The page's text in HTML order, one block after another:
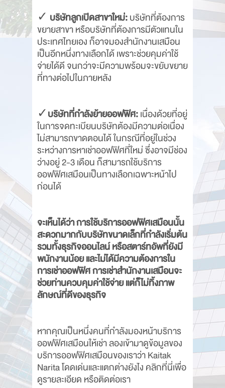
✓ บริษัทลูกเปิดสาขาใหม่:บริษัทที่ต้องการ
ขยายสาขา หรือบริษัทที่ต้องการมีตัวแทนใน
ประเทศไทยเอง ก็อาจมองสำนักงานเสมือน
เป็นอีกหนึ่งทางเลือกได้ เพราะช่วยคุมค่าใช้
จ่ายได้ดี จนกว่าจะมีความพร้อมจะขยับขยาย
ที่ทางต่อไปในภายหลัง
✓บริษัทที่กำลังย้ายออฟฟิศ:เนื่องด้วยที่อยู่
ในการจดทะเบียนบริษัทต้องมีความต่อเนื่อง
ไม่สามารถขาดตอนได้ ในกรณีที่อยู่ในช่วง
ระหว่างการหาเช่าออฟฟิศที่ใหม่ ซึ่งอาจมีช่อง
ว่างอยู่ 2-3 เดือน ก็สามารถใช้บริการ
ออฟฟิศเสมือนเป็นทางเลือกเฉพาะหน้าไป
ก่อนได้
จะเห็นได้ว่า การใช้บริการออฟฟิศเสมือนนั้น
สะดวกมากกับบริษัทขนาดเล็กที่กำลังเริ่มต้น
รวมทั้งธุรกิจออนไลน์ หรือสตาร์ทอัพที่ยังมี
พนักงานน้อย และไม่ได้มีความต้องการใน
การเช่าออฟฟิศ การเช่าสำนักงานเสมือนจะ
ช่วยท่านควบคุมค่าใช้จ่าย แต่ก็ไม่ทิ้งภาพ
ลักษณ์ที่ดีของธุรกิจ
หากคุณเป็นหนึ่งคนที่กำลังมองหน้าบริการ
ออฟฟิศเสมือนให้เช่า ลองเข้ามาดูข้อมูลของ
บริการออฟฟิศเสมือนของเราว่า Kaitak
Narita โดดเด่นและแตกต่างยังไง คลิกที่นี่เพื่อ
ดูรายละเอียด หรือติดต่อเรา